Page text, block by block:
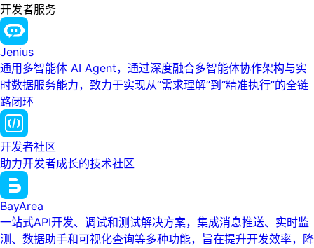
开发者服务
Jenius
通用多智能体 AI Agent，通过深度融合多智能体协作架构与实
时数据服务能力，致力于实现从“需求理解”到“精准执行”的全链
路闭环
开发者社区
助力开发者成长的技术社区
BayArea
一站式API开发、调试和测试解决方案，集成消息推送、实时监
测、数据助手和可视化查询等多种功能，旨在提升开发效率，降